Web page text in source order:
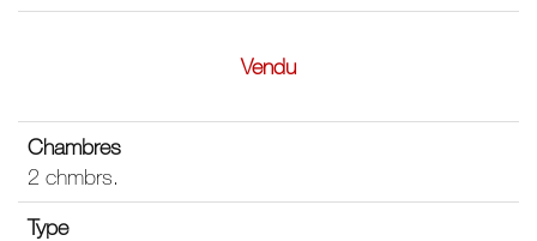
Vendu
2 chmbrs.